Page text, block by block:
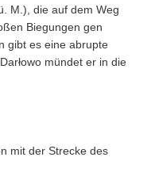
M.), die auf dem Weg
Biegungen gen
gibt es eine abrupte
mündet er in die
mit der Strecke des